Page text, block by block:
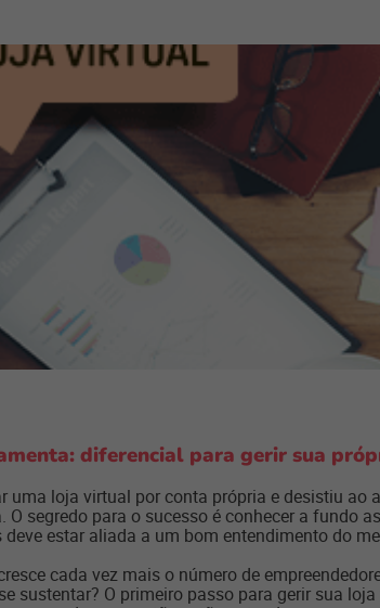
diferencial para gerir sua
uma loja virtual por conta própria e desistiu ao
segredo para o sucesso é conhecer a fundo
estar aliada a um bom entendimento do
cada vez mais o número de
sustentar? O primeiro passo para gerir sua